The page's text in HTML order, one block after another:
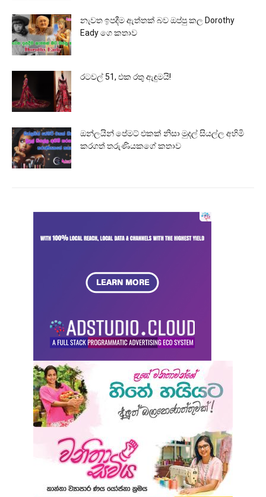
නැවත ඉපදීම ඇත්තක් බව ඔප්පු කල Dorothy
Eady ගෙ කතාව
රටවල් 51, එක රතු ඇඳුමයි!
ඔන්ලයින් පේමට් එකක් නිසා මුදල් සියල්ල අහිමි
කරගත් තරුණියකගේ කතාව